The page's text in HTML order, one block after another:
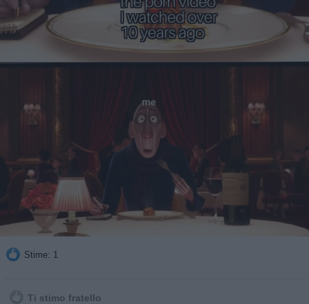
Stime: 1
Ti stimo fratello